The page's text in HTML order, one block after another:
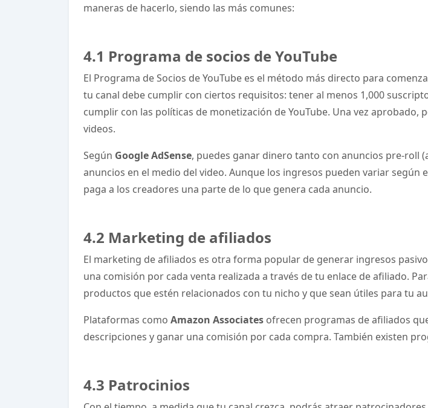
maneras de hacerlo, siendo las más comunes:
4.1 Programa de socios de YouTube
El Programa de Socios de YouTube es el método más directo para
tu canal debe cumplir con ciertos requisitos: tener al menos 1,000
cumplir con las políticas de monetización de YouTube. Una vez
videos.
Según Google AdSense, puedes ganar dinero tanto con anuncios pre-roll
anuncios en el medio del video. Aunque los ingresos pueden variar según
paga a los creadores una parte de lo que genera cada anuncio.
4.2 Marketing de afiliados
El marketing de afiliados es otra forma popular de generar ingresos
una comisión por cada venta realizada a través de tu enlace de afiliado.
productos que estén relacionados con tu nicho y que sean útiles para tu
Plataformas como Amazon Associates ofrecen programas de afiliados
descripciones y ganar una comisión por cada compra. También existen
4.3 Patrocinios